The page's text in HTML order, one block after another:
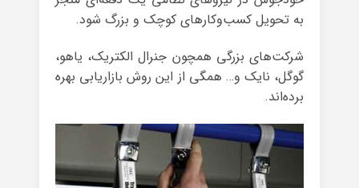
به تحویل کسب‌وکارهای کوچک و بزرگ شود.
شرکت‌های بزرگی همچون جنرال الکتریک، یاهو،
گوگل، نایک و… همگی از این روش بازاریابی بهره
برده‌اند.